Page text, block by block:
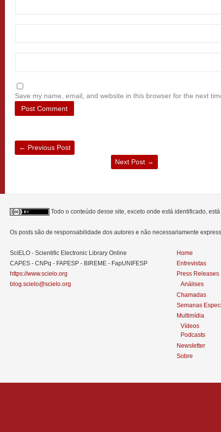
Save my name, email, and website in this browser for the next
← Previous Post
Next Post →
Todo o conteúdo desse site, exceto onde está identificado,
Os posts são de responsabilidade dos autores e não necessariamente
SciELO - Scientific Electronic Library Online
CAPES - CNPq - FAPESP - BIREME - FapUNIFESP
https://www.scielo.org
blog.scielo@scielo.org
Home
Entrevistas
Press Releases
Análises
Chamadas
Semanas
Multimídia
Vídeos
Podcasts
Newsletter
Sobre